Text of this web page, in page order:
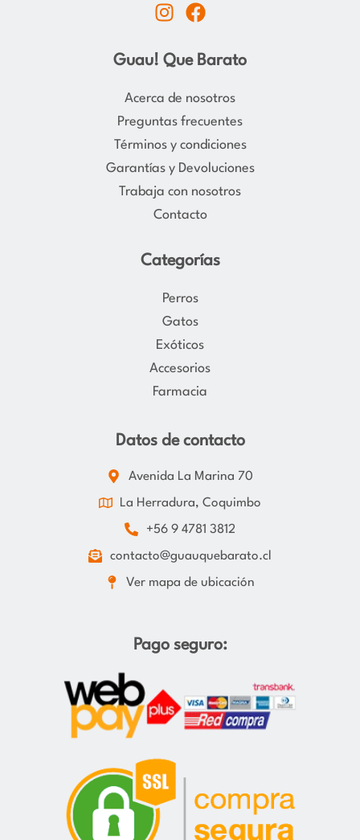
I
s
t
a
r
a
m
F
c
e
b
o
k
Guau! Que Barato
Acerca de nosotros
Preguntas frecuentes
Términos y condiciones
Garantías y Devoluciones
Trabaja con nosotros
Contacto
Categorías
Perros
Gatos
Exóticos
Accesorios
Farmacia
Datos de contacto
Avenida La Marina 70
La Herradura, Coquimbo
+56 9 4781 3812
contacto@guauquebarato.cl
Ver mapa de ubicación
Pago seguro: